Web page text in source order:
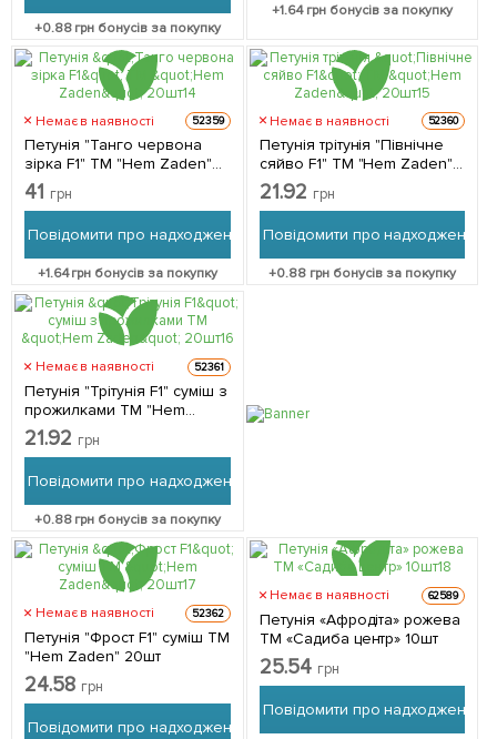
+0.88грн бонусів за покупку
+1.64грн бонусів за покупку
Немає в наявності 52359
Петунія "Танго червона
зірка F1" ТМ "Hem Zaden"
20шт
41 грн
Повідомити про надходження
+1.64грн бонусів за покупку
Немає в наявності 52360
Петунія трітунія "Північне
сяйво F1" ТМ "Hem Zaden"
20шт
21.92 грн
Повідомити про надходження
+0.88 грн бонусів за покупку
Немає в наявності 52361
Петунія "Трітунія F1" суміш з
прожилками ТМ "Hem
Zaden" 20шт
21.92 грн
Повідомити про надходження
+0.88грн бонусів за покупку
Немає в наявності 52362
Петунія "Фрост F1" суміш ТМ
"Hem Zaden" 20шт
24.58 грн
Повідомити про надходження
Немає в наявності 62589
Петунія «Афродіта» рожева
ТМ «Садиба центр» 10шт
25.54 грн
Повідомити про надходження